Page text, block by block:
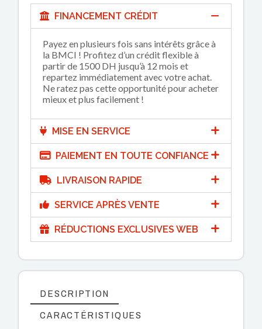
FINANCEMENT CRÉDIT
Payez en plusieurs fois sans intérêts grâce à
la BMCI ! Profitez d’un crédit flexible à
partir de 1500 DH jusqu’à 12 mois et
repartez immédiatement avec votre achat.
Ne ratez pas cette opportunité pour acheter
mieux et plus facilement !
MISE EN SERVICE
PAIEMENT EN TOUTE CONFIANCE
LIVRAISON RAPIDE
SERVICE APRÈS VENTE
RÉDUCTIONS EXCLUSIVES WEB
DESCRIPTION
CARACTÉRISTIQUES